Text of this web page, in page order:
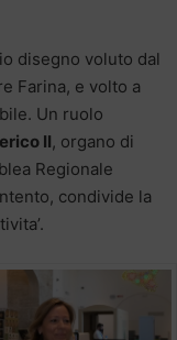
disegno voluto dal
Farina, e volto a
Un ruolo
II, organo di
Regionale
condivide la